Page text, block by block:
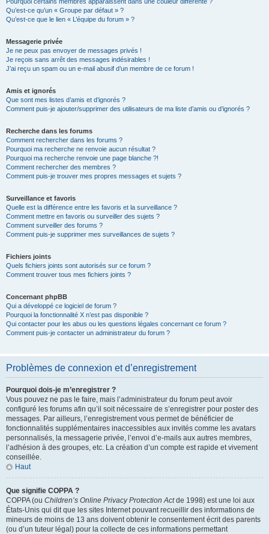
Qu’est-ce qu’un « Groupe par défaut » ?
Qu’est-ce que le lien « L’équipe du forum » ?
Messagerie privée
Je ne peux pas envoyer de messages privés !
Je reçois sans arrêt des messages indésirables !
J’ai reçu un spam ou un e-mail abusif d’un membre de ce forum !
Amis et ignorés
Que sont mes listes d’amis et d’ignorés ?
Comment puis-je ajouter/supprimer des utilisateurs de ma liste d’amis ou d’ignorés ?
Recherche dans les forums
Comment rechercher dans les forums ?
Pourquoi ma recherche ne renvoie aucun résultat ?
Pourquoi ma recherche renvoie une page blanche ?!
Comment rechercher des membres ?
Comment puis-je trouver mes propres messages et sujets ?
Surveillance et favoris
Quelle est la différence entre les favoris et la surveillance ?
Comment mettre en favoris ou surveiller des sujets ?
Comment surveiller des forums ?
Comment puis-je supprimer mes surveillances de sujets ?
Fichiers joints
Quels fichiers joints sont autorisés sur ce forum ?
Comment trouver tous mes fichiers joints ?
Concernant phpBB
Qui a développé ce logiciel de forum ?
Pourquoi la fonctionnalité X n’est pas disponible ?
Qui contacter pour les abus ou les questions légales concernant ce forum ?
Comment puis-je contacter un administrateur du forum ?
Problèmes de connexion et d’enregistrement
Pourquoi dois-je m’enregistrer ?
Vous pouvez ne pas le faire, mais l’administrateur du forum peut avoir
configuré les forums afin qu’il soit nécessaire de s’enregistrer pour poster des
messages. Par ailleurs, l’enregistrement vous permet de bénéficier de
fonctionnalités supplémentaires inaccessibles aux invités comme les avatars
personnalisés, la messagerie privée, l’envoi d’e-mails aux autres membres,
l’adhésion à des groupes, etc. La création d’un compte est rapide et vivement
conseillée.
Haut
Que signifie COPPA ?
COPPA (ou Children’s Online Privacy Protection Actde 1998) est une loi aux
États-Unis qui dit que les sites Internet pouvant recueillir des informations de
mineurs de moins de 13 ans doivent obtenir le consentement écrit des parents
(ou d’un tuteur légal) pour la collecte de ces informations permettant